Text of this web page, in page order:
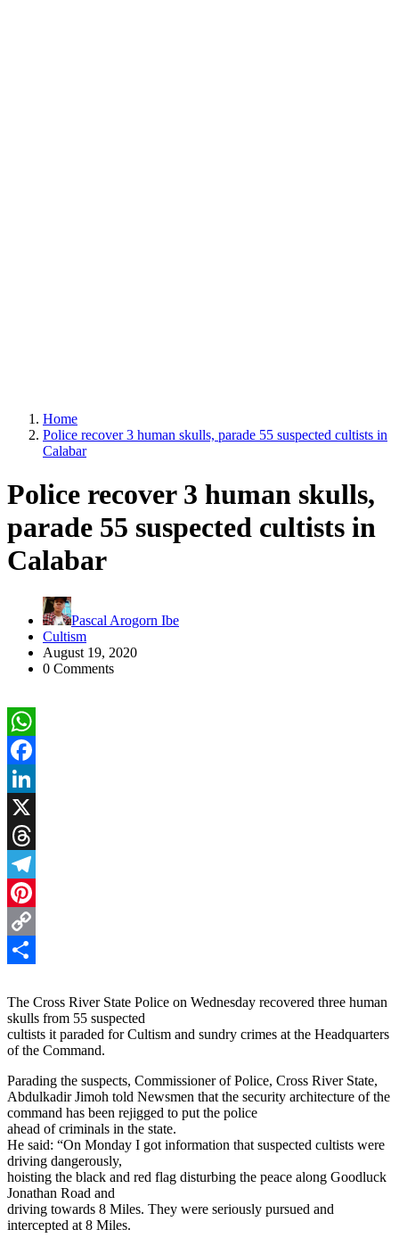
Home
Police recover 3 human skulls, parade 55 suspected cultists in
Calabar
Police recover 3 human skulls,
parade 55 suspected cultists in
Calabar
Pascal Arogorn Ibe
Cultism
August 19, 2020
0 Comments
WhatsApp
Facebook
LinkedIn
X
Threads
Telegram
Pinterest
Copy
The Cross River State Police on Wednesday recovered three human
skulls from 55 suspected
cultists it paraded for Cultism and sundry crimes at the Headquarters
of the Command.
Parading the suspects, Commissioner of Police, Cross River State,
Abdulkadir Jimoh told Newsmen that the security architecture of the
command has been rejigged to put the police
ahead of criminals in the state.
He said: “On Monday I got information that suspected cultists were
driving dangerously,
hoisting the black and red flag disturbing the peace along Goodluck
Jonathan Road and
driving towards 8 Miles. They were seriously pursued and
intercepted at 8 Miles.